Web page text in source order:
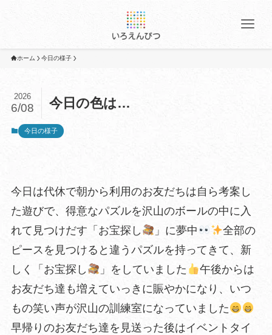
ホーム 今日の様子
今日の色は…
2026
6/08
今日の様子
今日は代休で朝から利用のお友だちは自ら考案し
た遊びで、得意なパズルを沢山のボールの中に入
れて見つけだす「お宝探し
」に夢中
全部の
ピースを見つけると違うパズルを持ってきて、新
しく「お宝探し
」をしていました
午後からは
お友だち達も増えていっきに賑やかになり、いつ
もの笑い声が沢山の訓練室になっていました
早帰りのお友だち達を見送った後はイベントタイ